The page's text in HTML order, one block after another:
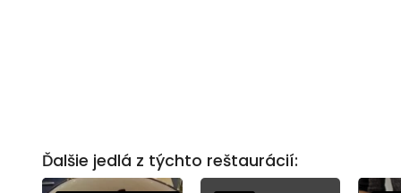
Ďalšie jedlá z týchto reštaurácií: